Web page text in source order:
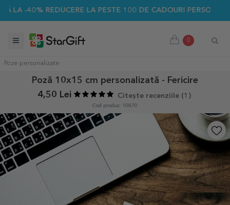
-40% REDUCERE LA PESTE 100 DE CADOURI PERSONALIZATE
0
Poze personalizate
Poză 10x15 cm personalizată - Fericire
4,50 Lei
Citește recenziile (1 )
Cod produs: 10870